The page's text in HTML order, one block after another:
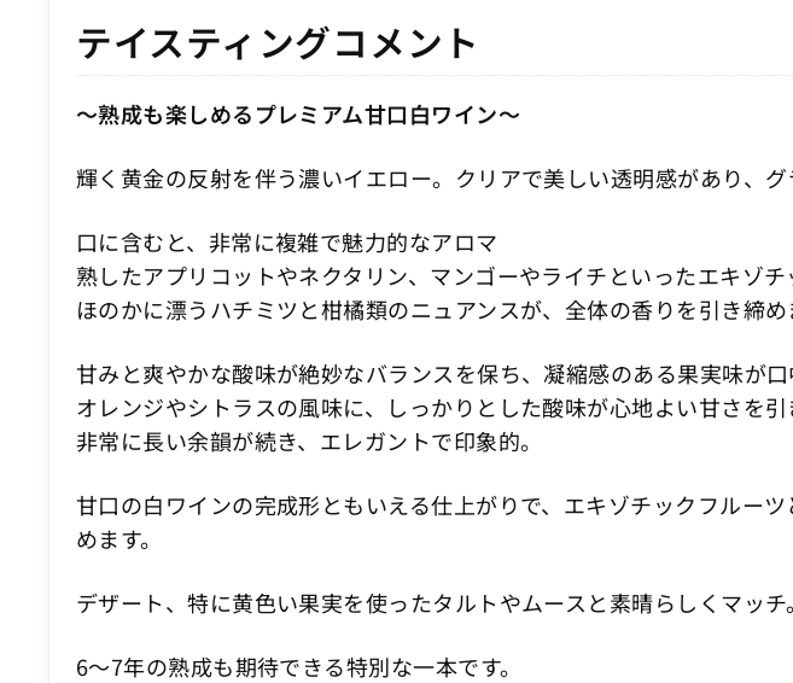
テイスティングコメント
～熟成も楽しめるプレミアム甘口白ワイン～
輝く黄金の反射を伴う濃いイエロー。クリアで美しい透明感があり、グ
口に含むと、非常に複雑で魅力的なアロマ
熟したアプリコットやネクタリン、マンゴーやライチといったエキゾ
ほのかに漂うハチミツと柑橘類のニュアンスが、全体の香りを引き締め
甘みと爽やかな酸味が絶妙なバランスを保ち、凝縮感のある果実味が口
オレンジやシトラスの風味に、しっかりとした酸味が心地よい甘さを引
非常に長い余韻が続き、エレガントで印象的。
甘口の白ワインの完成形ともいえる仕上がりで、エキゾチックフルー
めます。
デザート、特に黄色い果実を使ったタルトやムースと素晴らしくマッチ。
6～7年の熟成も期待できる特別な一本です。